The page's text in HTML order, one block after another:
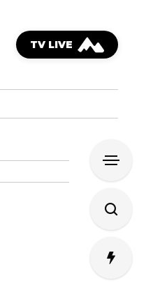
TV LIVE